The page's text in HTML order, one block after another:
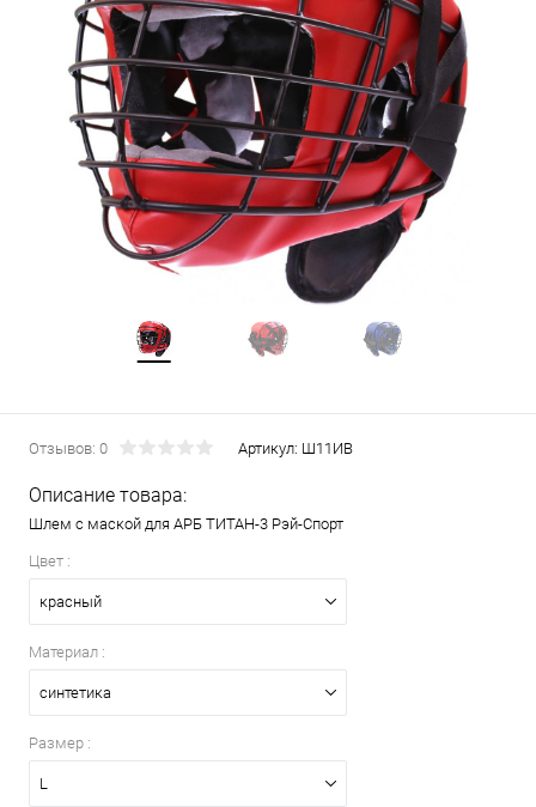
Отзывов: 0 Артикул: Ш11ИВ
Описание товара:
Шлем с маской для АРБ ТИТАН-3 Рэй-Спорт
Цвет :
красный
Материал :
синтетика
Размер :
L